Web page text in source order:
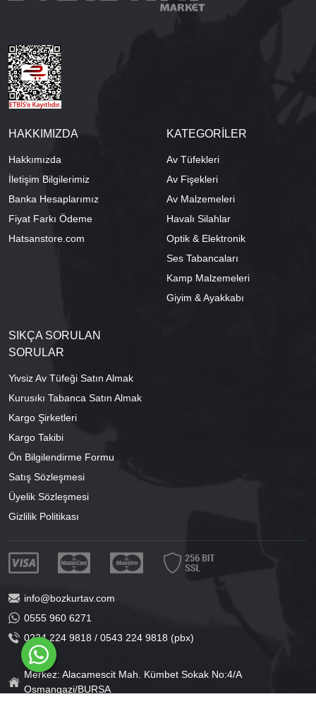
HAKKIMIZDA
Hakkımızda
İletişim Bilgilerimiz
Banka Hesaplarımız
Fiyat Farkı Ödeme
Hatsanstore.com
KATEGORİLER
Av Tüfekleri
Av Fişekleri
Av Malzemeleri
Havalı Silahlar
Optik & Elektronik
Ses Tabancaları
Kamp Malzemeleri
Giyim & Ayakkabı
SIKÇA SORULAN
SORULAR
Yivsiz Av Tüfeği Satın Almak
Kurusıkı Tabanca Satın Almak
Kargo Şirketleri
Kargo Takibi
Ön Bilgilendirme Formu
Satış Sözleşmesi
Üyelik Sözleşmesi
Gizlilik Politikası
info@bozkurtav.com
0555 960 6271
0224 224 9818 / 0543 224 9818 (pbx)
Merkez: Alacamescit Mah. Kümbet Sokak No:4/A
Osmangazi/BURSA